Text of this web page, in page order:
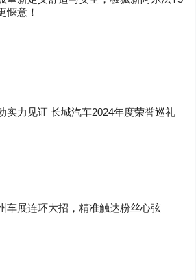
惬意！
实力见证 长城汽车2024年度荣誉巡礼
车展连环大招，精准触达粉丝心弦